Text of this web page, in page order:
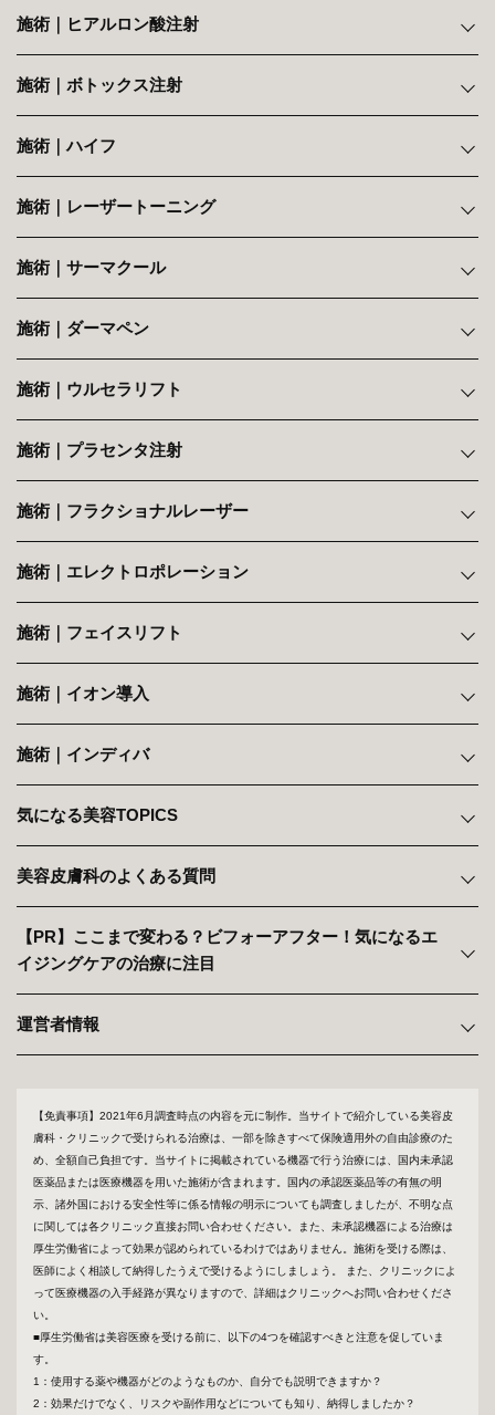
施術｜ヒアルロン酸注射
施術｜ボトックス注射
施術｜ハイフ
施術｜レーザートーニング
施術｜サーマクール
施術｜ダーマペン
施術｜ウルセラリフト
施術｜プラセンタ注射
施術｜フラクショナルレーザー
施術｜エレクトロポレーション
施術｜フェイスリフト
施術｜イオン導入
施術｜インディバ
気になる美容TOPICS
美容皮膚科のよくある質問
【PR】ここまで変わる？ビフォーアフター！気になるエ
イジングケアの治療に注目
運営者情報
【免責事項】2021年6月調査時点の内容を元に制作。当サイトで紹介している美容皮
膚科・クリニックで受けられる治療は、一部を除きすべて保険適用外の自由診療のた
め、全額自己負担です。当サイトに掲載されている機器で行う治療には、国内未承認
医薬品または医療機器を用いた施術が含まれます。国内の承認医薬品等の有無の明
示、諸外国における安全性等に係る情報の明示についても調査しましたが、不明な点
に関しては各クリニック直接お問い合わせください。また、未承認機器による治療は
厚生労働省によって効果が認められているわけではありません。施術を受ける際は、
医師によく相談して納得したうえで受けるようにしましょう。 また、クリニックによ
って医療機器の入手経路が異なりますので、詳細はクリニックへお問い合わせくださ
い。
■厚生労働省は美容医療を受ける前に、以下の4つを確認すべきと注意を促していま
す。
1：使用する薬や機器がどのようなものか、自分でも説明できますか？
2：効果だけでなく、リスクや副作用などについても知り、納得しましたか？